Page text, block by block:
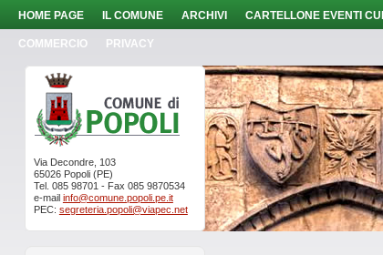
HOME PAGE IL COMUNE ARCHIVI CARTELLONE EVENTI
COMMERCIO PRIVACY
Via Decondre, 103
65026 Popoli (PE)
Tel. 085 98701 - Fax 085 9870534
e-mail info@comune.popoli.pe.it
PEC: segreteria.popoli@viapec.net